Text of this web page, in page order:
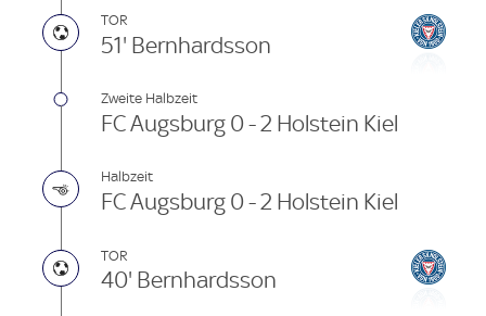
TOR
51' Bernhardsson
Zweite Halbzeit
FC Augsburg 0 - 2 Holstein Kiel
Halbzeit
FC Augsburg 0 - 2 Holstein Kiel
TOR
40' Bernhardsson